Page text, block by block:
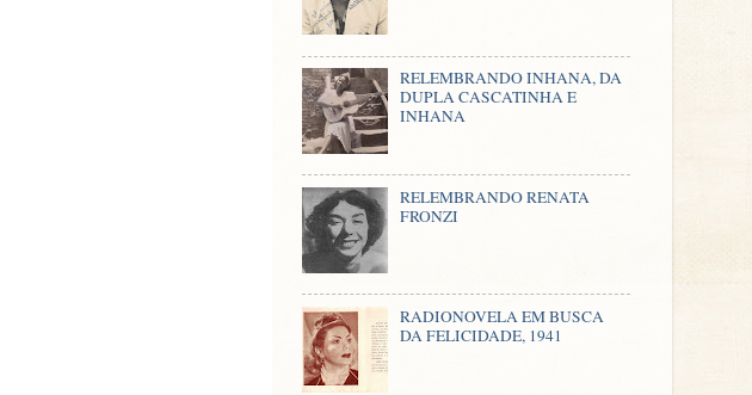
RELEMBRANDO INHANA, DA
DUPLA CASCATINHA E
INHANA
RELEMBRANDO RENATA
FRONZI
RADIONOVELA EM BUSCA
DA FELICIDADE, 1941